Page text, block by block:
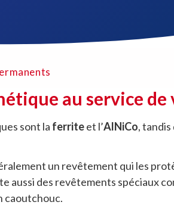
au service
sont la ferriteet l’AlNiCo,
un revêtement qui les
aussi des revêtements spéciaux
caoutchouc.